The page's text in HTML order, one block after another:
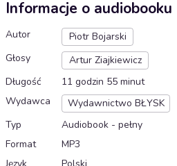
Informacje o audiobooku
Autor
Piotr Bojarski
Głosy
Artur Ziajkiewicz
Długość
11 godzin 55 minut
Wydawca
Wydawnictwo BŁYSK
Typ
Audiobook - pełny
Format
MP3